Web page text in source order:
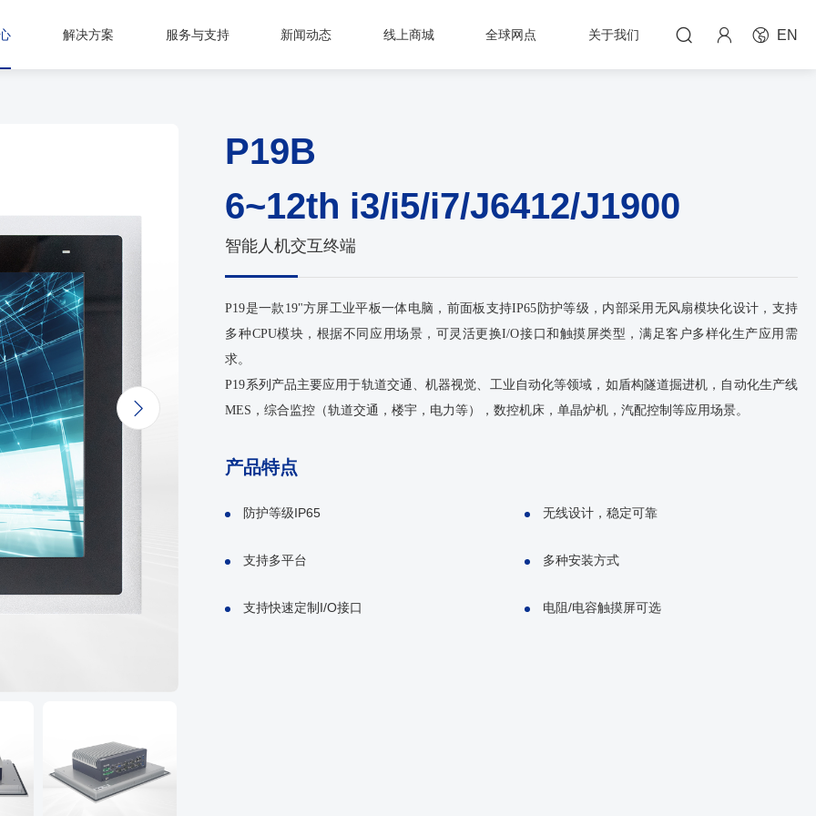
解决方案 服务与支持 新闻动态 线上商城 全球网点 关于我们    EN

P19B
6~12th i3/i5/i7/J6412/J1900
智能人机交互终端
P19是一款19"方屏工业平板一体电脑，前面板支持IP65防护等级，内部采用无风扇模块化设计，支持
多种CPU模块，根据不同应用场景，可灵活更换I/O接口和触摸屏类型，满足客户多样化生产应用需
求。
P19系列产品主要应用于轨道交通、机器视觉、工业自动化等领域，如盾构隧道掘进机，自动化生产线
MES，综合监控（轨道交通，楼宇，电力等），数控机床，单晶炉机，汽配控制等应用场景。
产品特点
防护等级IP65 无线设计，稳定可靠
支持多平台 多种安装方式
支持快速定制I/O接口 电阻/电容触摸屏可选